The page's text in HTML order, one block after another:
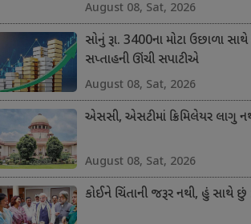
August 08, Sat, 2026
સોનું રૂા. 3400ના મોટા ઉછાળા
સપ્તાહની ઊંચી સપાટીએ
August 08, Sat, 2026
એસસી, એસટીમાં ક્રિમિલેયર લાગુ
August 08, Sat, 2026
કોઈને ચિંતાની જરૂર નથી, હું સાથે છું :